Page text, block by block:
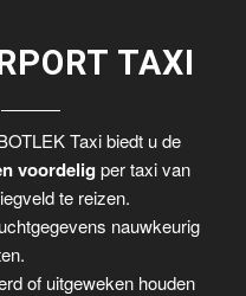
TAXI
Taxi biedt u de
voordelig per taxi van
te reizen.
nauwkeurig
of uitgeweken houden